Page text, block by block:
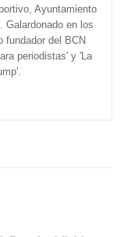
Ayuntamiento
Galardonado en los
fundador del BCN
periodistas' y 'La